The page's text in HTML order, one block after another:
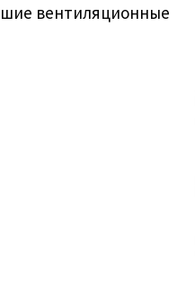
вентиляционные